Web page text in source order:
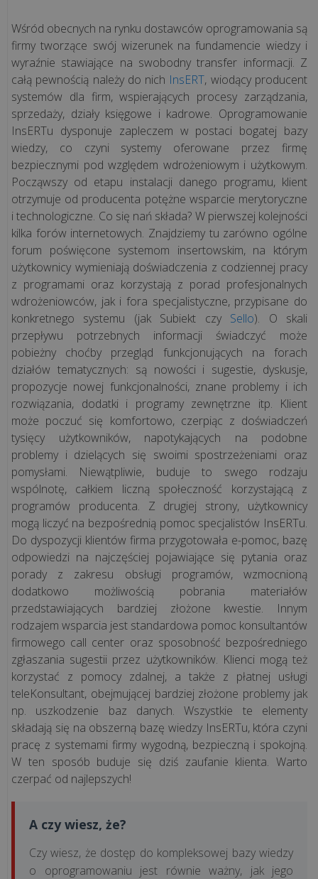
wszystkie
artykuły
>>
KSEF
Jak
przygotować
firmę
na
KSeF?
8
kroków
do
skutecznego
wdroż...
KSeF
a
kasa
fiskalna.
Co
musisz
wiedzieć
o
integracji
z
syst...
Czy
KSeF
jest
bezpieczny?
Jak
„pusta
faktura”
może
trafić
do...
Twojej
odpowie
Wśród obecnych na rynku dostawców oprogramowania są
firmy tworzące swój wizerunek na fundamencie wiedzy i
wyraźnie stawiające na swobodny transfer informacji. Z
całą pewnością należy do nich InsERT, wiodący producent
systemów dla firm, wspierających procesy zarządzania,
sprzedaży, działy księgowe i kadrowe. Oprogramowanie
InsERTu dysponuje zapleczem w postaci bogatej bazy
wiedzy, co czyni systemy oferowane przez firmę
bezpiecznymi pod względem wdrożeniowym i użytkowym.
Począwszy od etapu instalacji danego programu, klient
otrzymuje od producenta potężne wsparcie merytoryczne
i technologiczne. Co się nań składa? W pierwszej kolejności
kilka forów internetowych. Znajdziemy tu zarówno ogólne
forum poświęcone systemom insertowskim, na którym
użytkownicy wymieniają doświadczenia z codziennej pracy
z programami oraz korzystają z porad profesjonalnych
wdrożeniowców, jak i fora specjalistyczne, przypisane do
konkretnego systemu (jak Subiekt czy Sello). O skali
przepływu potrzebnych informacji świadczyć może
pobieżny choćby przegląd funkcjonujących na forach
działów tematycznych: są nowości i sugestie, dyskusje,
propozycje nowej funkcjonalności, znane problemy i ich
rozwiązania, dodatki i programy zewnętrzne itp. Klient
może poczuć się komfortowo, czerpiąc z doświadczeń
tysięcy użytkowników, napotykających na podobne
problemy i dzielących się swoimi spostrzeżeniami oraz
pomysłami. Niewątpliwie, buduje to swego rodzaju
wspólnotę, całkiem liczną społeczność korzystającą z
programów producenta. Z drugiej strony, użytkownicy
mogą liczyć na bezpośrednią pomoc specjalistów InsERTu.
Do dyspozycji klientów firma przygotowała e-pomoc, bazę
odpowiedzi na najczęściej pojawiające się pytania oraz
porady z zakresu obsługi programów, wzmocnioną
dodatkowo możliwością pobrania materiałów
przedstawiających bardziej złożone kwestie. Innym
rodzajem wsparcia jest standardowa pomoc konsultantów
firmowego call center oraz sposobność bezpośredniego
zgłaszania sugestii przez użytkowników. Klienci mogą też
korzystać z pomocy zdalnej, a także z płatnej usługi
teleKonsultant, obejmującej bardziej złożone problemy jak
np. uszkodzenie baz danych. Wszystkie te elementy
składają się na obszerną bazę wiedzy InsERTu, która czyni
pracę z systemami firmy wygodną, bezpieczną i spokojną.
W ten sposób buduje się dziś zaufanie klienta. Warto
czerpać od najlepszych!
A czy wiesz, że?
Czy wiesz, że dostęp do kompleksowej bazy wiedzy
o oprogramowaniu jest równie ważny, jak jego